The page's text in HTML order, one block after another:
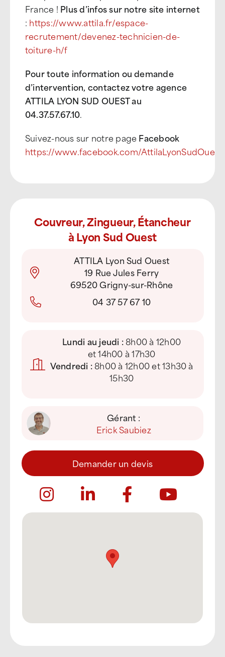
France ! Plus d’infos sur notre site internet
: https://www.attila.fr/espace-
recrutement/devenez-technicien-de-
toiture-h/f
Pour toute information ou demande
d’intervention, contactez votre agence
ATTILA LYON SUD OUEST au
04.37.57.67.10.
Suivez-nous sur notre page Facebook
https://www.facebook.com/
Couvreur, Zingueur, Étancheur
à Lyon Sud Ouest
ATTILA Lyon Sud Ouest
19 Rue Jules Ferry
69520 Grigny-sur-Rhône
04 37 57 67 10
Lundi au jeudi :8h00 à 12h00
et 14h00 à 17h30
Vendredi :8h00 à 12h00 et 13h30 à
15h30
Gérant :
Erick Saubiez
Demander un devis